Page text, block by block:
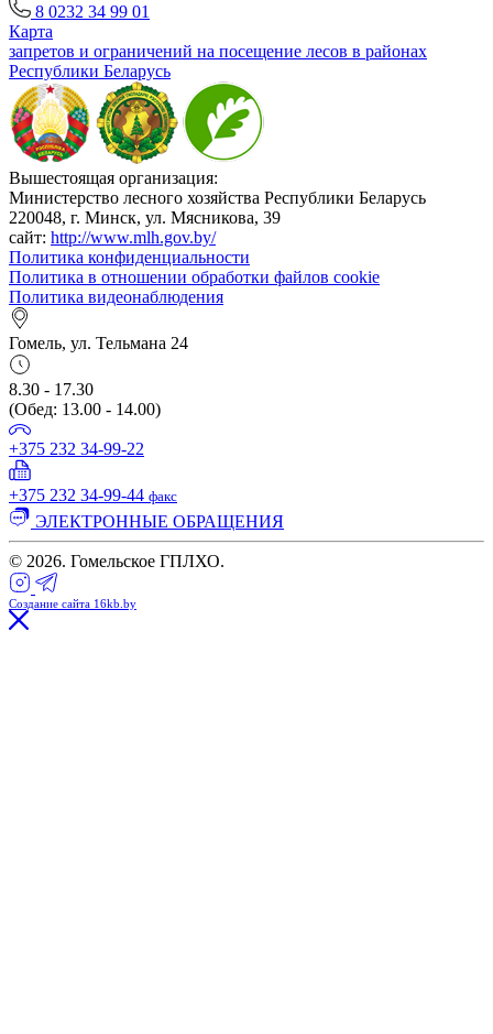
8 0232 34 99 01
Карта
запретов и ограничений на посещение лесов в районах
Республики Беларусь
Вышестоящая организация:
Министерство лесного хозяйства Республики Беларусь
220048, г. Минск, ул. Мясникова, 39
сайт: http://www.mlh.gov.by/
Политика конфиденциальности
Политика в отношении обработки файлов cookie
Политика видеонаблюдения
Гомель, ул. Тельмана 24
8.30 - 17.30
(Обед: 13.00 - 14.00)
+375 232 34-99-22
+375 232 34-99-44 факс
ЭЛЕКТРОННЫЕ ОБРАЩЕНИЯ
© 2026. Гомельское ГПЛХО.
Создание сайта 16kb.by